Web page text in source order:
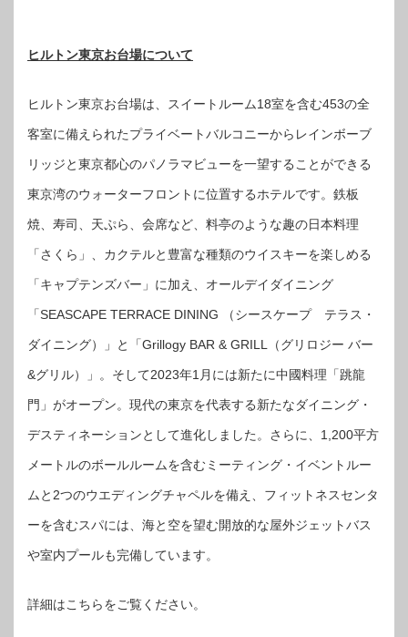
ヒルトン東京お台場について
ヒルトン東京お台場は、スイートルーム18室を含む453の全
客室に備えられたプライベートバルコニーからレインボーブ
リッジと東京都心のパノラマビューを一望することができる
東京湾のウォーターフロントに位置するホテルです。鉄板
焼、寿司、天ぷら、会席など、料亭のような趣の日本料理
「さくら」、カクテルと豊富な種類のウイスキーを楽しめる
「キャプテンズバー」に加え、オールデイダイニング
「SEASCAPE TERRACE DINING （シースケープ テラス・
ダイニング）」と「Grillogy BAR & GRILL（グリロジー バー
&グリル）」。そして2023年1月には新たに中國料理「跳龍
門」がオープン。現代の東京を代表する新たなダイニング・
デスティネーションとして進化しました。さらに、1,200平方
メートルのボールルームを含むミーティング・イベントルー
ムと2つのウエディングチャペルを備え、フィットネスセンタ
ーを含むスパには、海と空を望む開放的な屋外ジェットバス
や室内プールも完備しています。
詳細はこちらをご覧ください。